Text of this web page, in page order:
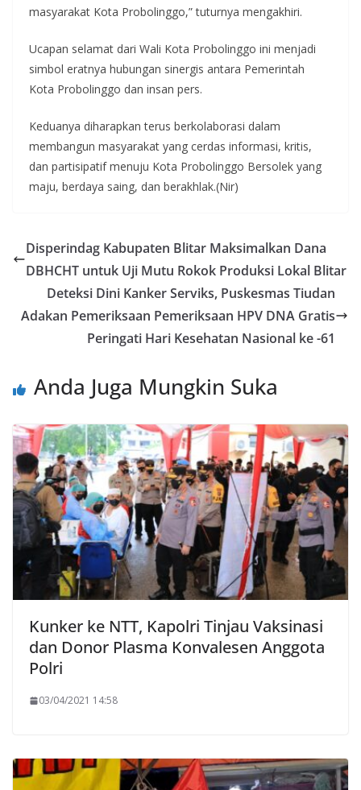
masyarakat Kota Probolinggo,” tuturnya mengakhiri.
Ucapan selamat dari Wali Kota Probolinggo ini menjadi
simbol eratnya hubungan sinergis antara Pemerintah
Kota Probolinggo dan insan pers.
Keduanya diharapkan terus berkolaborasi dalam
membangun masyarakat yang cerdas informasi, kritis,
dan partisipatif menuju Kota Probolinggo Bersolek yang
maju, berdaya saing, dan berakhlak.(Nir)
Disperindag Kabupaten Blitar Maksimalkan Dana
DBHCHT untuk Uji Mutu Rokok Produksi Lokal Blitar
Deteksi Dini Kanker Serviks, Puskesmas Tiudan
Adakan Pemeriksaan Pemeriksaan HPV DNA Gratis
Peringati Hari Kesehatan Nasional ke -61
Anda Juga Mungkin Suka
Kunker ke NTT, Kapolri Tinjau Vaksinasi
dan Donor Plasma Konvalesen Anggota
Polri
03/04/2021 14:58